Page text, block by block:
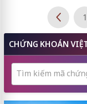
1
CHỨNG KHOÁN
Tìm kiếm mã